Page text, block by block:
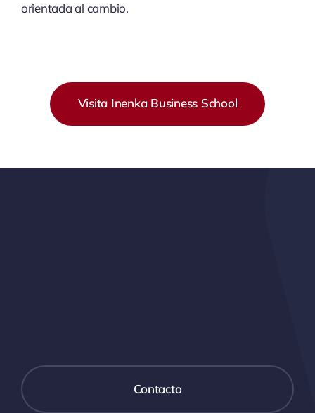
orientada al cambio.
Visita Inenka Business School
Contacto